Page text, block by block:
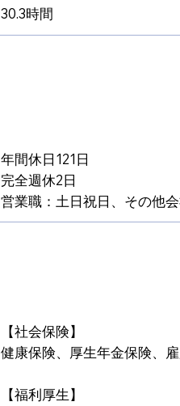
30.3時間
年間休日121日
完全週休2日
営業職：土日祝日、その他
【社会保険】
健康保険、厚生年金保険、
【福利厚生】